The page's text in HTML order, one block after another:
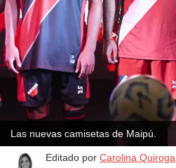
Las nuevas camisetas de Maipú.
Editado por Carolina Quiroga